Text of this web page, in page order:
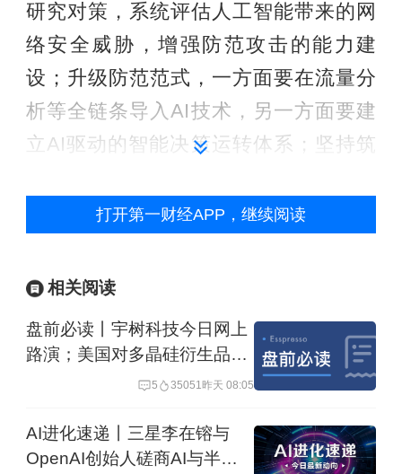
研究对策，系统评估人工智能带来的网
络安全威胁，增强防范攻击的能力建
设；升级防范范式，一方面要在流量分
析等全链条导入AI技术，另一方面要建
立AI驱动的智能决策运转体系；坚持筑
模型企业与网安优势企业加强技术攻
练；强化自身防护，支持高校、科研机
全护栏、全线管控等提升能力，提升AI
在复杂环境应用网络安全攻击的能力。
打开第一财经APP，继续阅读
相关阅读
盘前必读丨宇树科技今日网上
路演；美国对多晶硅衍生品加
5 35051昨天 08:05
AI进化速递丨三星李在镕与
OpenAI创始人磋商AI与半导